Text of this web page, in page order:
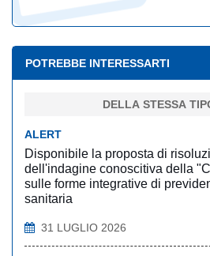
POTREBBE INTERESSARTI
DELLA STESSA
ALERT
Disponibile la proposta di
dell'indagine conoscitiva della
sulle forme integrative di
sanitaria
31 LUGLIO 2026